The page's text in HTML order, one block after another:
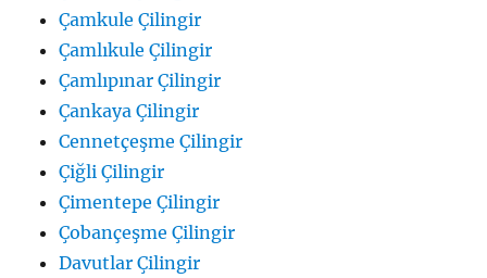
Çamkule Çilingir
Çamlıkule Çilingir
Çamlıpınar Çilingir
Çankaya Çilingir
Cennetçeşme Çilingir
Çiğli Çilingir
Çimentepe Çilingir
Çobançeşme Çilingir
Davutlar Çilingir